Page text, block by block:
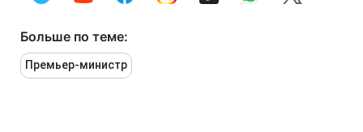
Больше по теме:
Премьер-министр